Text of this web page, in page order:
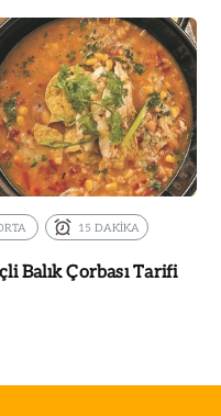
15 DAKİKA
Balık Çorbası Tarifi